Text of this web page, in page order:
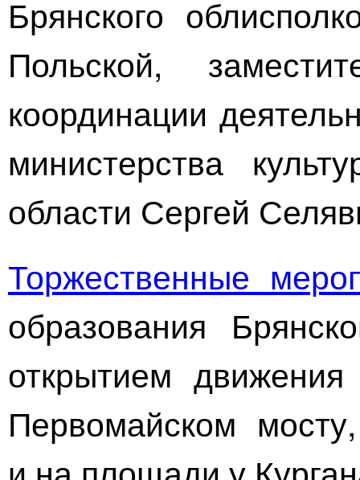
Брянского
Польской,
координации
министерства
области Сергей
Торжественные
образования
открытием
Первомайском